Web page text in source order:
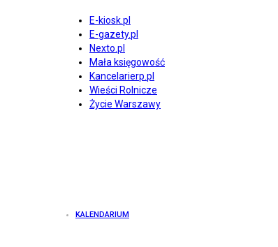
E-kiosk.pl
E-gazety.pl
Nexto.pl
Mała księgowość
Kancelarierp.pl
Wieści Rolnicze
Życie Warszawy
KALENDARIUM